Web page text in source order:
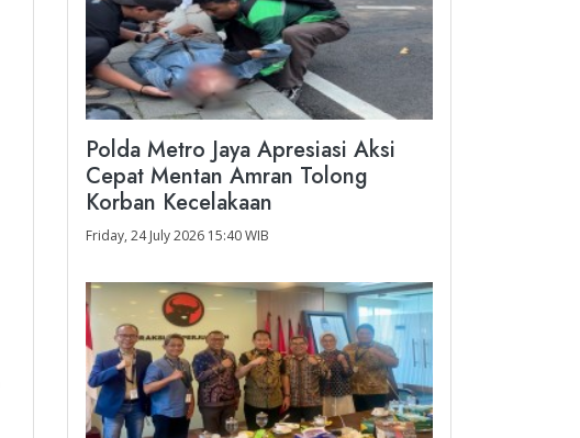
Polda Metro Jaya Apresiasi Aksi
Cepat Mentan Amran Tolong
Korban Kecelakaan
Friday, 24 July 2026 15:40 WIB